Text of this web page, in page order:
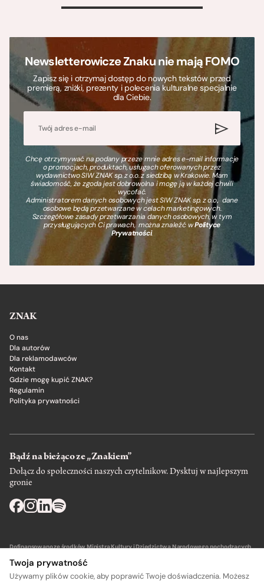
>
Newsletterowicze Znaku nie mają FOMO
Zapisz się i otrzymaj dostęp do nowych tekstów przed
premierą, zniżki, prezenty i polecenia kulturalne specjalnie
dla Ciebie.
Chcę otrzymywać na podany przeze mnie adres e-mail informacje
o promocjach, produktach, usługach oferowanych przez
wydawnictwo SIW ZNAK sp. z o.o. z siedzibą w Krakowie. Mam
świadomość, że zgoda jest dobrowolna i mogę ją w każdej chwili
wycofać.
Administratorem danych osobowych jest SIW ZNAK sp. z o.o., dane
osobowe będą przetwarzane w celach marketingowych.
Szczegółowe zasady przetwarzania danych osobowych, w tym
przysługujących Ci prawach, można znaleźć wPolityce
Prywatności.
ZNAK
O nas
Dla autorów
Dla reklamodawców
Kontakt
Gdzie mogę kupić ZNAK?
Regulamin
Polityka prywatności
Bądź na bieżąco ze „Znakiem”
Dołącz do społeczności naszych czytelnikow. Dysktuj w najlepszym
gronie
Dofinansowano ze środków Ministra Kultury i Dziedzictwa Narodowego pochodzących
Twoja prywatność
Używamy plików cookie, aby poprawić Twoje doświadczenia. Możesz